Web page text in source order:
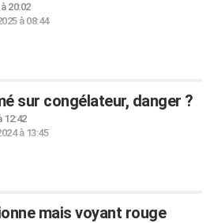
20:02
à 08:44
sur congélateur, danger ?
12:42
à 13:45
mais voyant rouge